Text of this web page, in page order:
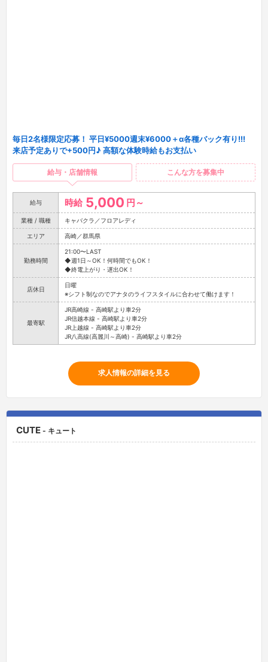
給与 時給 5,000円～
高崎／群馬県
勤務時間
◆週1日～OK！何時間でもOK！
◆終電上がり・遅出OK！
店休日
日曜
※シフト制なのでアナタのライフスタイルに合わせて働けます！
最寄駅
JR高崎線 - 高崎駅より車2分
JR信越本線 - 高崎駅より車2分
JR上越線 - 高崎駅より車2分
求人情報の詳細を見る
- キュート